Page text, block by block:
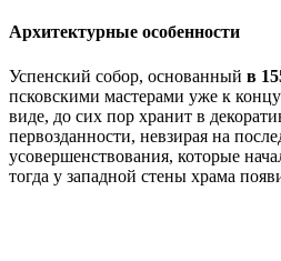
Архитектурные особенности
Успенский собор, основанный в
псковскими мастерами уже к
виде, до сих пор хранит в
первозданности, невзирая на
усовершенствования, которые
тогда у западной стены храма